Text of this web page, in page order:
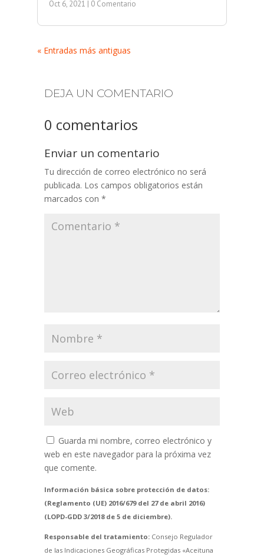
Oct 6, 2021 | 0 Comentario
« Entradas más antiguas
DEJA UN COMENTARIO
0 comentarios
Enviar un comentario
Tu dirección de correo electrónico no será
publicada. Los campos obligatorios están
marcados con *
Guarda mi nombre, correo electrónico y
web en este navegador para la próxima vez
que comente.
Información básica sobre protección de datos:
(Reglamento (UE) 2016/679 del 27 de abril 2016)
(LOPD-GDD 3/2018 de 5 de diciembre).
Responsable del tratamiento:Consejo Regulador
de las Indicaciones Geográficas Protegidas «Aceituna